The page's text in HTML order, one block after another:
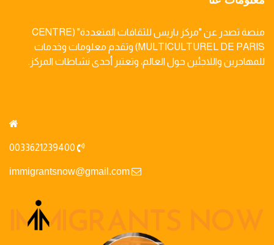
منصة تصدر عن "مركز باريس للثقافات المتعددة" (CENTRE
MULTICULTUREL DE PARIS) وتقدم معلومات وخدمات
للمهاجرين واللاجئين حول العالم، وتعتبر أحدى نشاطات المركز.
immigrantsnow@gmail.com